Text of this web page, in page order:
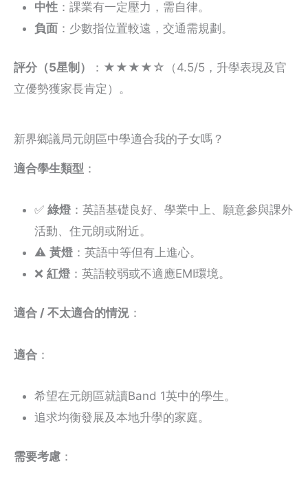
中性 ：課業有一定壓力，需自律。
負面 ：少數指位置較遠，交通需規劃。
評分（5星制）
：★★★★☆（4.5/5，升學表現及官
立優勢獲家長肯定）。
新界鄉議局元朗區中學適合我的子女嗎？
適合學生類型 ：
✅ 綠燈 ：英語基礎良好、學業中上、願意參與課外
活動、住元朗或附近。
⚠️ 黃燈 ：英語中等但有上進心。
❌ 紅燈 ：英語較弱或不適應EMI環境。
適合 / 不太適合的情況 ：
適合 ：
希望在元朗區就讀Band 1英中的學生。
追求均衡發展及本地升學的家庭。
需要考慮 ：